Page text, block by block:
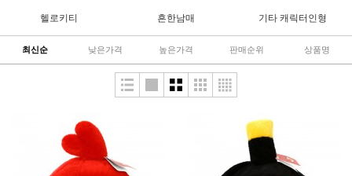
헬로키티 흔한남매 기타 캐릭터인형
최신순 낮은가격 높은가격 판매순위 상품명